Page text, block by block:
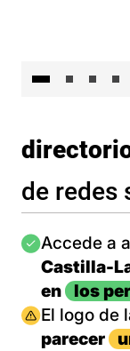
de redes
Imagen
Accede a
Castilla-
en
los
Imagen
El logo de
parecer